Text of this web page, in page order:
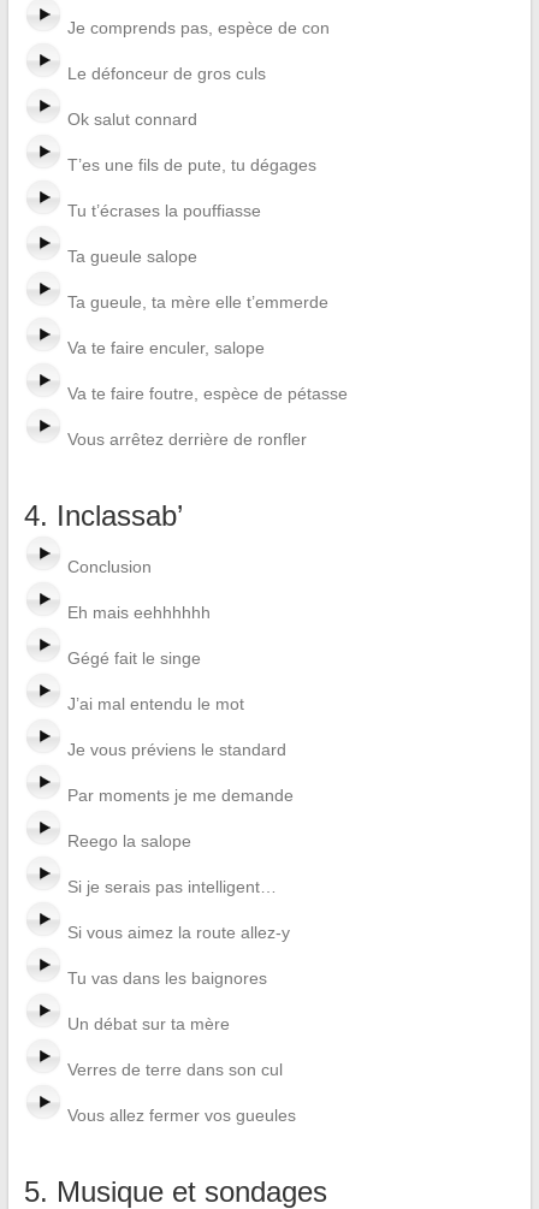
Je comprends pas, espèce de con
Le défonceur de gros culs
Ok salut connard
T’es une fils de pute, tu dégages
Tu t’écrases la pouffiasse
Ta gueule salope
Ta gueule, ta mère elle t’emmerde
Va te faire enculer, salope
Va te faire foutre, espèce de pétasse
Vous arrêtez derrière de ronfler
4. Inclassab’
Conclusion
Eh mais eehhhhhh
Gégé fait le singe
J’ai mal entendu le mot
Je vous préviens le standard
Par moments je me demande
Reego la salope
Si je serais pas intelligent…
Si vous aimez la route allez-y
Tu vas dans les baignores
Un débat sur ta mère
Verres de terre dans son cul
Vous allez fermer vos gueules
5. Musique et sondages